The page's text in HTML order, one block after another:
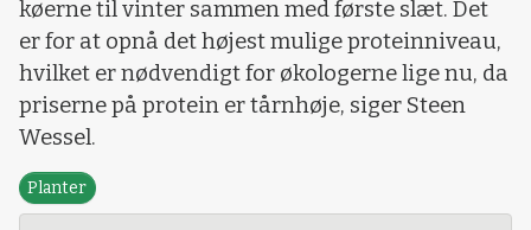
køerne til vinter sammen med første slæt. Det
er for at opnå det højest mulige proteinniveau,
hvilket er nødvendigt for økologerne lige nu, da
priserne på protein er tårnhøje, siger Steen
Wessel.
Planter